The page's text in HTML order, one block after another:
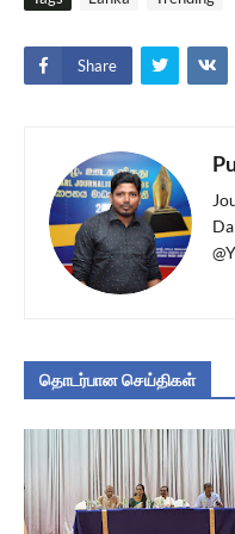
Share
தொடர்பான செய்திகள்